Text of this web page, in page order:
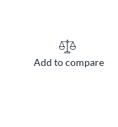
Add to compare